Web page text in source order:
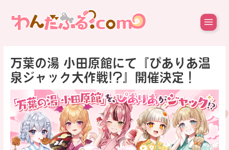
万葉の湯 小田原館にて『ぴありあ温
泉ジャック大作戦!?』開催決定！